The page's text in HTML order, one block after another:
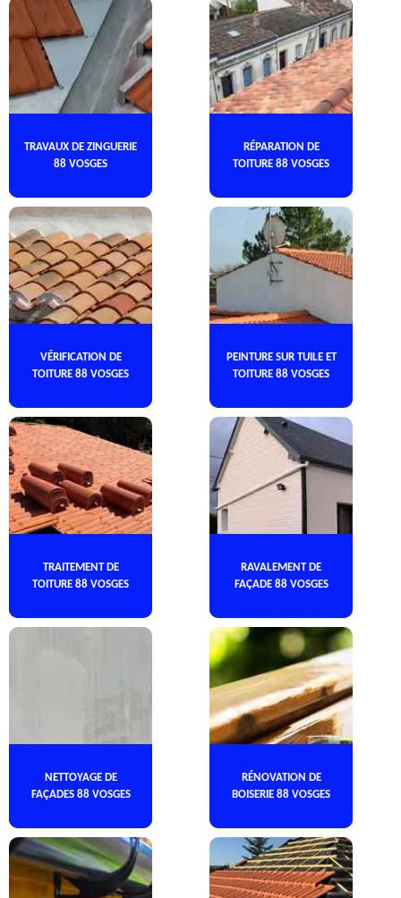
TRAVAUX DE ZINGUERIE
88 VOSGES
RÉPARATION DE
TOITURE 88 VOSGES
VÉRIFICATION DE
TOITURE 88 VOSGES
PEINTURE SUR TUILE ET
TOITURE 88 VOSGES
TRAITEMENT DE
TOITURE 88 VOSGES
RAVALEMENT DE
FAÇADE 88 VOSGES
NETTOYAGE DE
FAÇADES 88 VOSGES
RÉNOVATION DE
BOISERIE 88 VOSGES